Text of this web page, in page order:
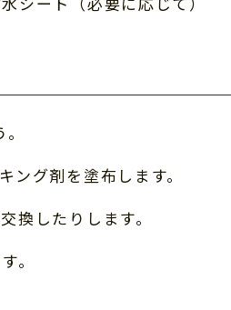
ング剤を塗布します。
換したりします。
。